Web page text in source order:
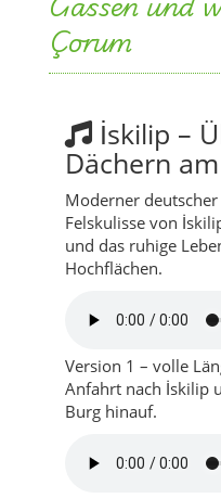
İskilip –
Dächern am
und das ruhige
Hochflächen.
Version 1 – volle
Anfahrt nach İskilip
Version 2 –
einen Spaziergang
Songtext-